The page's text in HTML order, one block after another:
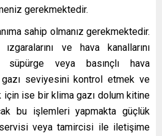
gerekmektedir.
sahip olmanız gerekmektedir.
ve hava kanallarını
veya basınçlı hava
seviyesini kontrol etmek ve
ise bir klima gazı dolum kitine
bu işlemleri yapmakta güçlük
veya tamircisi ile iletişime